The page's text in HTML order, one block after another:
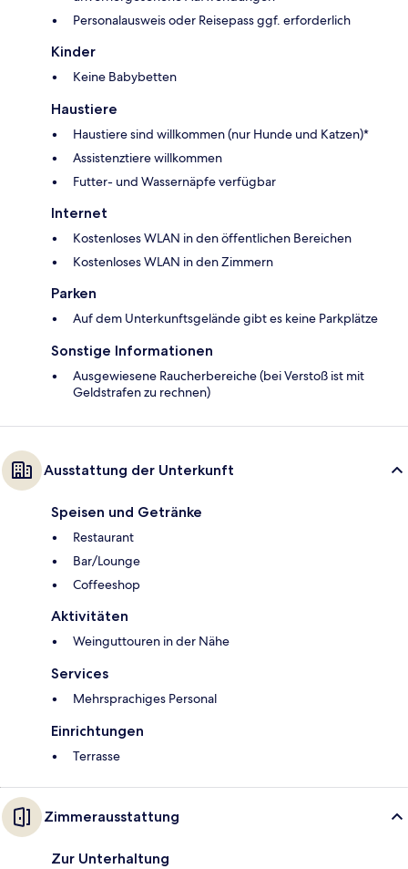
Personalausweis oder Reisepass ggf. erforderlich
Kinder
Keine Babybetten
Haustiere
Haustiere sind willkommen (nur Hunde und Katzen)*
Assistenztiere willkommen
Futter- und Wassernäpfe verfügbar
Internet
Kostenloses WLAN in den öffentlichen Bereichen
Kostenloses WLAN in den Zimmern
Parken
Auf dem Unterkunftsgelände gibt es keine Parkplätze
Sonstige Informationen
Ausgewiesene Raucherbereiche (bei Verstoß ist mit
Geldstrafen zu rechnen)
Ausstattung der Unterkunft
Speisen und Getränke
Restaurant
Bar/Lounge
Coffeeshop
Aktivitäten
Weinguttouren in der Nähe
Services
Mehrsprachiges Personal
Einrichtungen
Terrasse
Zimmerausstattung
Zur Unterhaltung